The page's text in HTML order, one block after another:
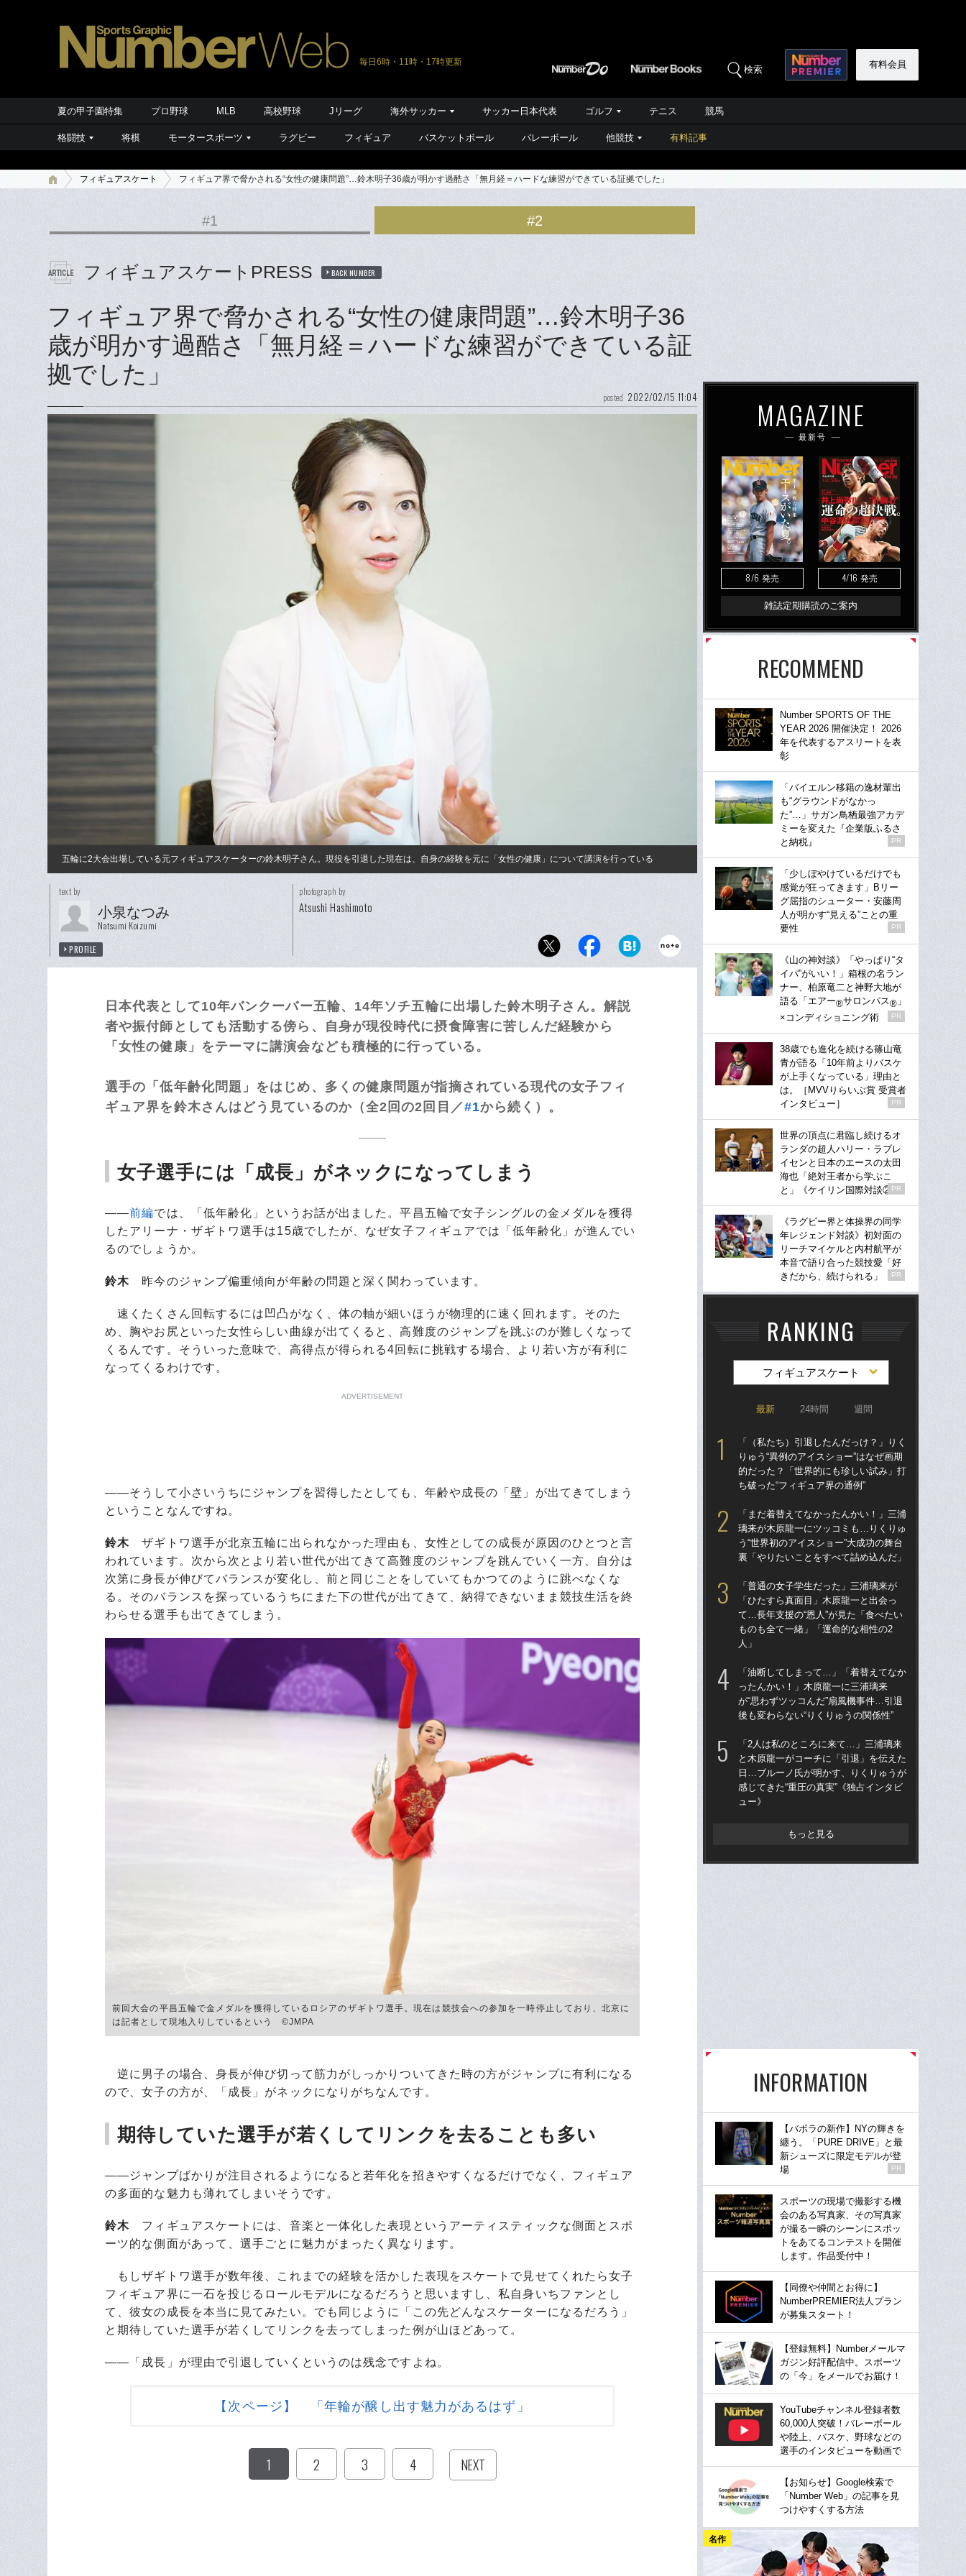
毎日6時・11時・17時更新
検索 有料会員
夏の甲子園特集 プロ野球 MLB 高校野球 Jリーグ 海外サッカー サッカー日本代表 ゴルフ テニス 競馬
格闘技 将棋 モータースポーツ ラグビー フィギュア バスケットボール バレーボール 他競技 有料記事
フィギュアスケート フィギュア界で脅かされる“女性の健康問題”…鈴木明子36歳が明かす過酷さ「無月経＝ハードな練習ができている証拠でした」
#1 #2
フィギュアスケートPRESS BACK NUMBER
フィギュア界で脅かされる“女性の健康問題”…鈴木明子36
歳が明かす過酷さ「無月経＝ハードな練習ができている証
拠でした」
posted 2022/02/15 11:04
五輪に2大会出場している元フィギュアスケーターの鈴木明子さん。現役を引退した現在は、自身の経験を元に「女性の健康」について講演を行っている
text by
小泉なつみ
Natsumi Koizumi
PROFILE
photograph by
Atsushi Hashimoto
日本代表として10年バンクーバー五輪、14年ソチ五輪に出場した鈴木明子さん。解説
者や振付師としても活動する傍ら、自身が現役時代に摂食障害に苦しんだ経験から
「女性の健康」をテーマに講演会なども積極的に行っている。
選手の「低年齢化問題」をはじめ、多くの健康問題が指摘されている現代の女子フィ
ギュア界を鈴木さんはどう見ているのか（全2回の2回目／#1から続く）。
女子選手には「成長」がネックになってしまう
――前編では、「低年齢化」というお話が出ました。平昌五輪で女子シングルの金メダルを獲得
したアリーナ・ザギトワ選手は15歳でしたが、なぜ女子フィギュアでは「低年齢化」が進んでい
るのでしょうか。
鈴木 昨今のジャンプ偏重傾向が年齢の問題と深く関わっています。
速くたくさん回転するには凹凸がなく、体の軸が細いほうが物理的に速く回れます。そのた
め、胸やお尻といった女性らしい曲線が出てくると、高難度のジャンプを跳ぶのが難しくなって
くるんです。そういった意味で、高得点が得られる4回転に挑戦する場合、より若い方が有利に
なってくるわけです。
ADVERTISEMENT
――そうして小さいうちにジャンプを習得したとしても、年齢や成長の「壁」が出てきてしまう
ということなんですね。
鈴木 ザギトワ選手が北京五輪に出られなかった理由も、女性としての成長が原因のひとつと言
われています。次から次とより若い世代が出てきて高難度のジャンプを跳んでいく一方、自分は
次第に身長が伸びてバランスが変化し、前と同じことをしていてもかつてのように跳べなくな
る。そのバランスを探っているうちにまた下の世代が出てきて、納得できないまま競技生活を終
わらせる選手も出てきてしまう。
前回大会の平昌五輪で金メダルを獲得しているロシアのザギトワ選手。現在は競技会への参加を一時停止しており、北京に
は記者として現地入りしているという ©JMPA
逆に男子の場合、身長が伸び切って筋力がしっかりついてきた時の方がジャンプに有利になる
ので、女子の方が、「成長」がネックになりがちなんです。
期待していた選手が若くしてリンクを去ることも多い
――ジャンプばかりが注目されるようになると若年化を招きやすくなるだけでなく、フィギュア
の多面的な魅力も薄れてしまいそうです。
鈴木 フィギュアスケートには、音楽と一体化した表現というアーティスティックな側面とスポ
ーツ的な側面があって、選手ごとに魅力がまったく異なります。
もしザギトワ選手が数年後、これまでの経験を活かした表現をスケートで見せてくれたら女子
フィギュア界に一石を投じるロールモデルになるだろうと思いますし、私自身いちファンとし
て、彼女の成長を本当に見てみたい。でも同じように「この先どんなスケーターになるだろう」
と期待していた選手が若くしてリンクを去ってしまった例が山ほどあって。
――「成長」が理由で引退していくというのは残念ですよね。
【次ページ】 「年輪が醸し出す魅力があるはず」
1 2 3 4 NEXT
MAGAZINE
最新号
8/6 発売 4/16 発売
雑誌定期購読のご案内
RECOMMEND
Number SPORTS OF THE
YEAR 2026 開催決定！ 2026
年を代表するアスリートを表
彰
「バイエルン移籍の逸材輩出
も“グラウンドがなかっ
た”…」サガン鳥栖最強アカデ
ミーを変えた『企業版ふるさ
と納税』
PR
「少しぼやけているだけでも
感覚が狂ってきます」Bリー
グ屈指のシューター・安藤周
人が明かす“見える”ことの重
要性
PR
《山の神対談》「やっぱり“タ
イパ”がいい！」箱根の名ラン
ナー、柏原竜二と神野大地が
語る「エアー®サロンパス® 」
×コンディショニング術
PR
38歳でも進化を続ける篠山竜
青が語る「10年前よりバスケ
が上手くなっている」理由と
は。［MVVりらいぶ賞 受賞者
インタビュー］
PR
世界の頂点に君臨し続けるオ
ランダの超人ハリー・ラブレ
イセンと日本のエースの太田
海也「絶対王者から学ぶこ
と」《ケイリン国際対談②》
PR
《ラグビー界と体操界の同学
年レジェンド対談》初対面の
リーチマイケルと内村航平が
本音で語り合った競技愛「好
きだから、続けられる」
PR
RANKING
フィギュアスケート
最新 24時間 週間
「（私たち）引退したんだっけ？」りく
りゅう“異例のアイスショー”はなぜ画期
的だった？「世界的にも珍しい試み」打
ち破った“フィギュア界の通例”
「まだ着替えてなかったんかい！」三浦
璃来が木原龍一にツッコミも…りくりゅ
う“世界初のアイスショー”大成功の舞台
裏「やりたいことをすべて詰め込んだ」
「普通の女子学生だった」三浦璃来が
「ひたすら真面目」木原龍一と出会っ
て…長年支援の“恩人”が見た「食べたい
ものも全て一緒」「運命的な相性の2
人」
「油断してしまって…」「着替えてなか
ったんかい！」木原龍一に三浦璃来
が“思わずツッコんだ”扇風機事件…引退
後も変わらない“りくりゅうの関係性”
「2人は私のところに来て…」三浦璃来
と木原龍一がコーチに「引退」を伝えた
日…ブルーノ氏が明かす、りくりゅうが
感じてきた“重圧の真実”《独占インタビ
ュー》
もっと見る
INFORMATION
【バボラの新作】NYの輝きを
纏う。「PURE DRIVE」と最
新シューズに限定モデルが登
場
PR
スポーツの現場で撮影する機
会のある写真家、その写真家
が撮る一瞬のシーンにスポッ
トをあてるコンテストを開催
します。作品受付中！
【同僚や仲間とお得に】
NumberPREMIER法人プラン
が募集スタート！
【登録無料】Numberメールマ
ガジン好評配信中。スポーツ
の「今」をメールでお届け！
YouTubeチャンネル登録者数
60,000人突破！バレーボール
や陸上、バスケ、野球などの
選手のインタビューを動画で
【お知らせ】Google検索で
「Number Web」の記事を見
つけやすくする方法
名作